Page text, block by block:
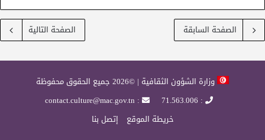
الصفحة السابقة الصفحة التالية
وزارة الشؤون الثقافية | ©2026 جميع الحقوق محفوظة
: 71.563.006
: contact.culture@mac.gov.tn
خريطة الموقع
إتصل بنا